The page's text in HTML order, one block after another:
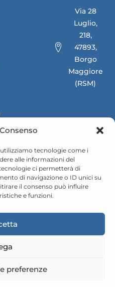
tecnologie come i
alle informazioni del
ci permetterà di
di navigazione o ID unici su
il consenso può influire
e funzioni.
preferenze
Via 28
Luglio,
218,
47893,
Borgo
Maggiore
(RSM)
srl 2025